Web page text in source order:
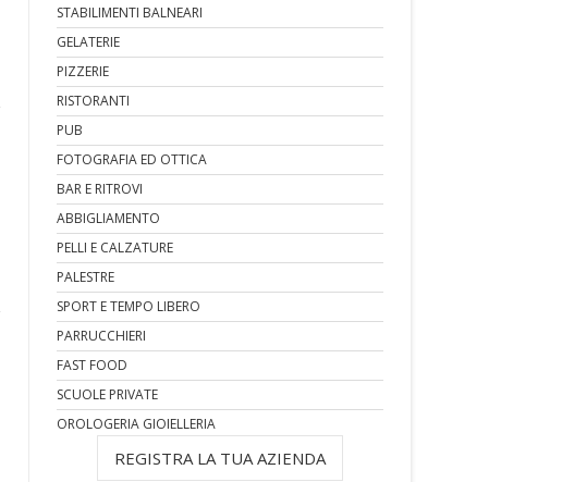
STABILIMENTI BALNEARI
GELATERIE
PIZZERIE
RISTORANTI
PUB
FOTOGRAFIA ED OTTICA
BAR E RITROVI
ABBIGLIAMENTO
PELLI E CALZATURE
PALESTRE
SPORT E TEMPO LIBERO
PARRUCCHIERI
FAST FOOD
SCUOLE PRIVATE
OROLOGERIA GIOIELLERIA
REGISTRA LA TUA AZIENDA